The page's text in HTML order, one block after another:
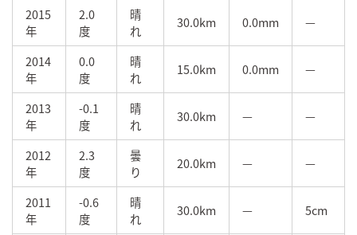
2015
年
2.0
度
晴
れ
30.0km 0.0mm —
2014
年
0.0
度
晴
れ
15.0km 0.0mm —
2013
年
-0.1
度
晴
れ
30.0km — —
2012
年
2.3
度
曇
り
20.0km — —
2011
年
-0.6
度
晴
れ
30.0km — 5cm